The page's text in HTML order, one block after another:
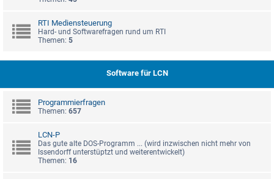
RTI Mediensteuerung
Hard- und Softwarefragen rund um RTI
Themen: 5
Software für LCN
Programmierfragen
Themen: 657
LCN-P
Das gute alte DOS-Programm ... (wird inzwischen nicht mehr von
Issendorff unterstüptzt und weiterentwickelt)
Themen: 16